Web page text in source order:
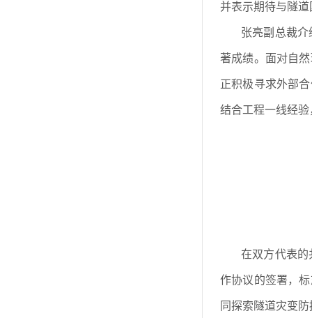
并表示期待与隧
张亮副总裁介
著成绩。面对自
正积极寻求外部
结合工程一线经
在双方代表
作协议的签署，
同探索隧道灾变防